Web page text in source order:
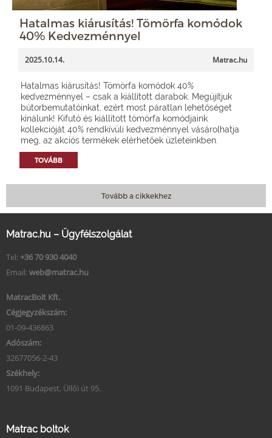
Hatalmas kiárusítás! Tömörfa komódok
40% Kedvezménnyel
2025.10.14. Matrac.hu
Hatalmas kiárusítás! Tömörfa komódok 40%
kedvezménnyel – csak a kiállított darabok. Megújítjuk
bútorbemutatóinkat, ezért most páratlan lehetőséget
kínálunk! Kifutó és kiállított tömörfa komódjaink
kollekcióját 40% rendkívüli kedvezménnyel vásárolhatja
meg, az akciós termékek elérhetőek üzleteinkben.
TOVÁBB
Tovább a cikkekhez
Matrac.hu – Ügyfélszolgálat
Tel: +36 70 930 4040
Email: web@matrac.hu
MatracBolt Kft.
Cégjegyzékszám:
01-09-436863
Adószám:
32677056-2-43
Székhely:
1091 Budapest, Üllői út 95.
Matrac boltok